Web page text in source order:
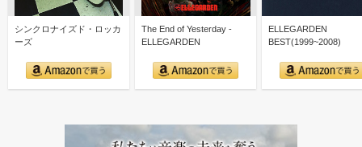
シンクロナイズド・ロッカ
ーズ
The End of Yesterday -
ELLEGARDEN
ELLEGARDEN
BEST(1999~2008)